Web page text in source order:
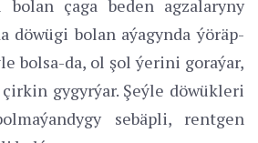
bolan çaga beden agzalaryny
döwügi bolan aýagynda ýöräp-
bolsa-da, ol şol ýerini goraýar,
gygyrýar. Şeýle döwükleri
sebäpli, rentgen